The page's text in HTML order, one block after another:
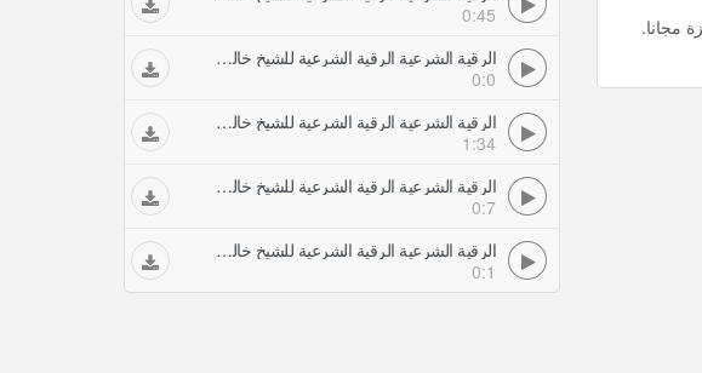
0:45
الرقية الشرعية الرقية الشرعية للشيخ خالد الحبشي آيات شريط الرقية ان الله سيبطله واوحينا الى موسى
0:0
الرقية الشرعية الرقية الشرعية للشيخ خالد الحبشي آيات قتل وتدمير الجن
1:34
الرقية الشرعية الرقية الشرعية للشيخ خالد الحبشي الرقية الشرعية شريط آمن الرسول
0:7
الرقية الشرعية الرقية الشرعية للشيخ خالد الحبشي اول عشر آيات من سورة الصافات
0:1